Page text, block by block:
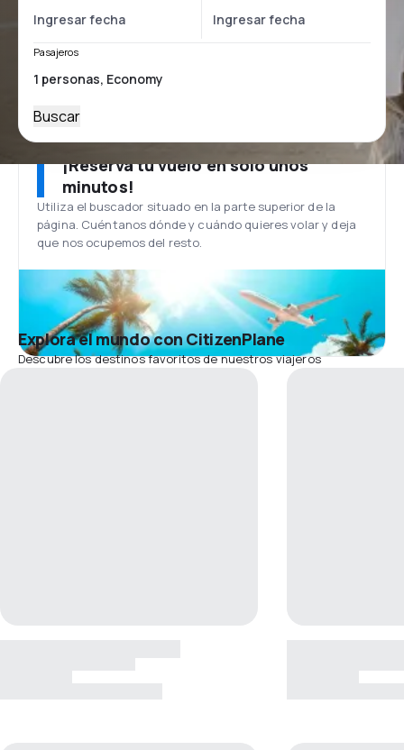
Pasajeros
Buscar
¡Reserva tu vuelo en solo unos
minutos!
Utiliza el buscador situado en la parte superior de la
página. Cuéntanos dónde y cuándo quieres volar y deja
que nos ocupemos del resto.
Explora el mundo con CitizenPlane
Descubre los destinos favoritos de nuestros viajeros